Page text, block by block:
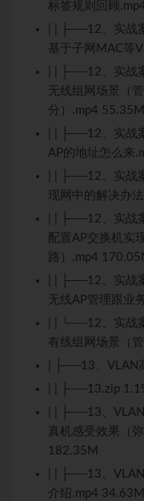
标签规则回顾
| | ├──12、实战
基于子网MAC等
| | ├──12、实战
无线组网场景（
分）.mp4 55.35M
| | ├──12、实战
AP的地址怎么来
| | ├──12、实战
现网中的解决办
| | ├──12、实战
配置AP交换机实
路）.mp4
| | ├──12、实战
无线AP管理跟业
| | └──12、实战
有线组网场景（
| ├──13、VLAN
| | ├──13.zip
| | ├──13、
真机感受效果（
182.35M
| | ├──13、
介绍.mp4 34.63M